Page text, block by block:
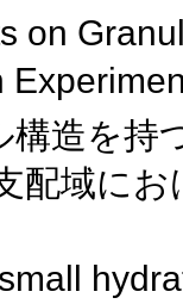
on
造を持
配域に